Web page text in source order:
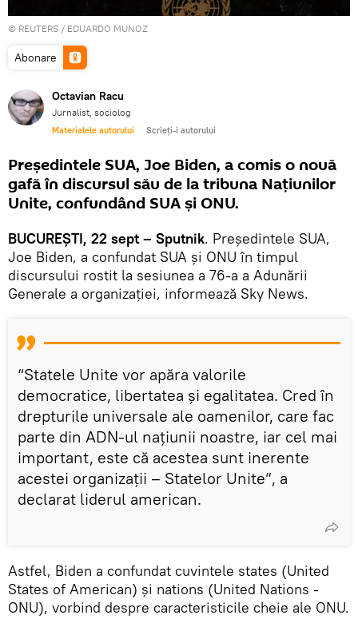
© REUTERS / EDUARDO MUNOZ
Abonare
Octavian Racu
Jurnalist, sociolog
Materialele autorului Scrieți-i autorului
Președintele SUA, Joe Biden, a comis o nouă
gafă în discursul său de la tribuna Națiunilor
Unite, confundând SUA și ONU.
BUCUREȘTI, 22 sept – Sputnik. Președintele SUA,
Joe Biden, a confundat SUA și ONU în timpul
discursului rostit la sesiunea a 76-a a Adunării
Generale a organizației, informează Sky News.
“Statele Unite vor apăra valorile
democratice, libertatea și egalitatea. Cred în
drepturile universale ale oamenilor, care fac
parte din ADN-ul națiunii noastre, iar cel mai
important, este că acestea sunt inerente
acestei organizații – Statelor Unite”, a
declarat liderul american.
Astfel, Biden a confundat cuvintele states (United
States of American) și nations (United Nations -
ONU), vorbind despre caracteristicile cheie ale ONU.